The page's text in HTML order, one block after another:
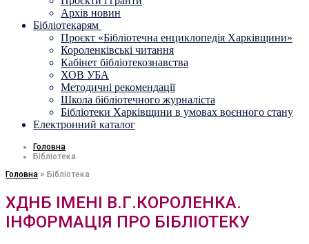
Архів новин
Бібліотекарям
Проєкт «Бібліотечна енциклопедія Харківщини»
Короленківські читання
Кабінет бібліотекознавства
ХОВ УБА
Методичні рекомендації
Школа бібліотечного журналіста
Бібліотеки Харківщини в умовах воєнного стану
Електронний каталог
Головна
Бібліотека
Головна > Бібліотека
ХДНБ ІМЕНІ В.Г.КОРОЛЕНКА.
ІНФОРМАЦІЯ ПРО БІБЛІОТЕКУ